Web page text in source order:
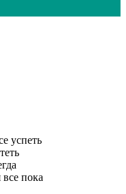
успеть
пока